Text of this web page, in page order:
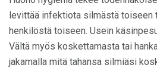
levittää infektiota silmästä toiseen
henkilöstä toiseen. Usein
Vältä myös koskettamasta tai
jakamalla mitä tahansa silmiäsi